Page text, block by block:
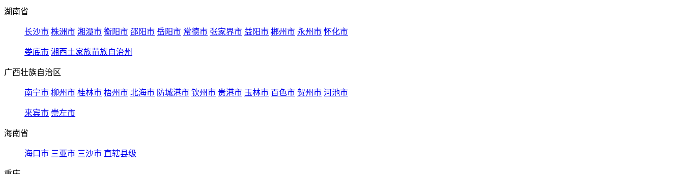
湖南省
长沙市 株洲市 湘潭市 衡阳市 邵阳市 岳阳市 常德市 张家界市 益阳市 郴州市 永州市 怀化市
娄底市 湘西土家族苗族自治州
广西壮族自治区
南宁市 柳州市 桂林市 梧州市 北海市 防城港市 钦州市 贵港市 玉林市 百色市 贺州市 河池市
来宾市 崇左市
海南省
海口市 三亚市 三沙市 直辖县级